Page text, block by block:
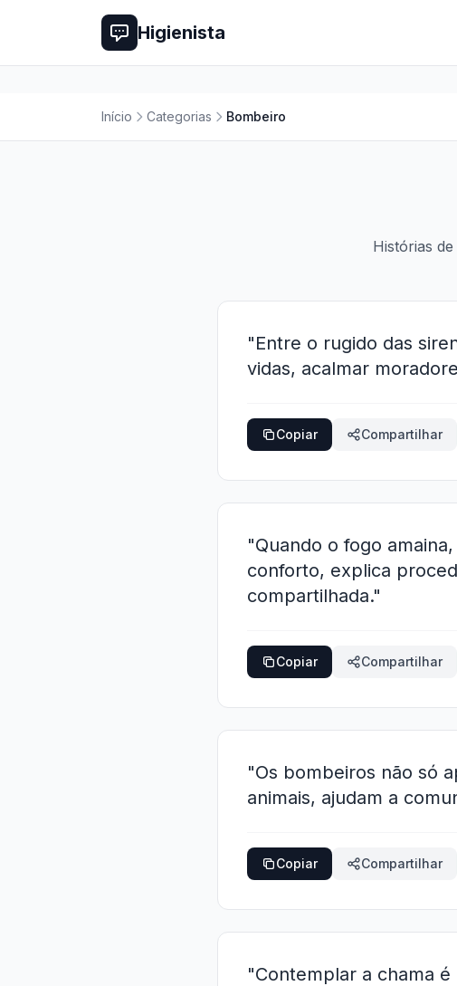
Higienista
Início Categorias Bombeiro
Histórias
"Entre o rugido das
vidas, acalmar
Copiar Compartilhar
"Quando o fogo
conforto, explica
compartilhada."
Copiar Compartilhar
"Os bombeiros não só
animais, ajudam a
Copiar Compartilhar
"Contemplar a chama